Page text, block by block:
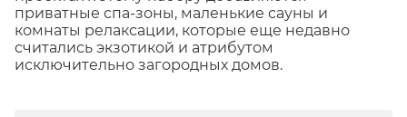
приватные спа-зоны, маленькие сауны и
комнаты релаксации, которые еще недавно
считались экзотикой и атрибутом
исключительно загородных домов.